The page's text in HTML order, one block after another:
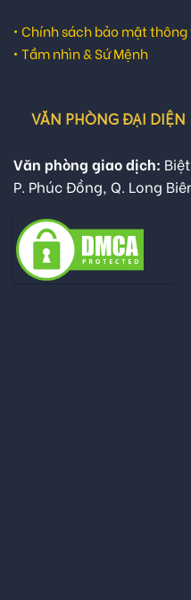
• Chính sách bảo mật
• Tầm nhìn & Sứ Mệnh
VĂN PHÒNG ĐẠI DIỆN
Văn phòng giao dịch:
P. Phúc Đồng, Q. Long